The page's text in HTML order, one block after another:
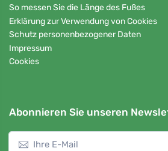
So messen Sie die Länge des Fußes
Erklärung zur Verwendung von Cookies
Schutz personenbezogener Daten
Impressum
Cookies
Abonnieren Sie unseren